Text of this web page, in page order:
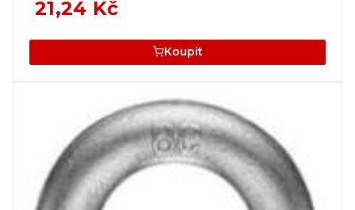
21,24 Kč
Koupit